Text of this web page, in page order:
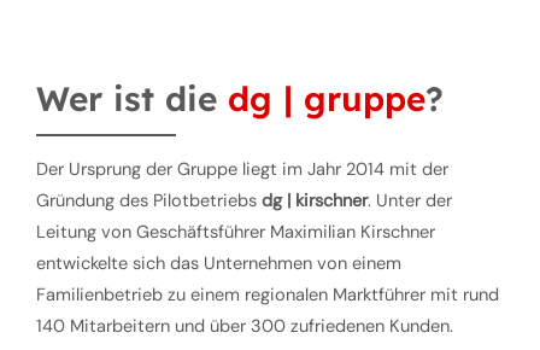
Wer ist die dg | gruppe?
Der Ursprung der Gruppe liegt im Jahr 2014 mit der
Gründung des Pilotbetriebs dg | kirschner. Unter der
Leitung von Geschäftsführer Maximilian Kirschner
entwickelte sich das Unternehmen von einem
Familienbetrieb zu einem regionalen Marktführer mit rund
140 Mitarbeitern und über 300 zufriedenen Kunden.